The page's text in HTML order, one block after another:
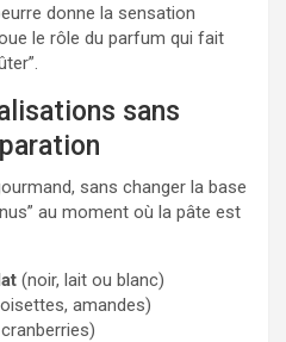
donne la sensation
le rôle du parfum qui fait
sans
sans changer la base
au moment où la pâte est
(noir, lait ou blanc)
amandes)